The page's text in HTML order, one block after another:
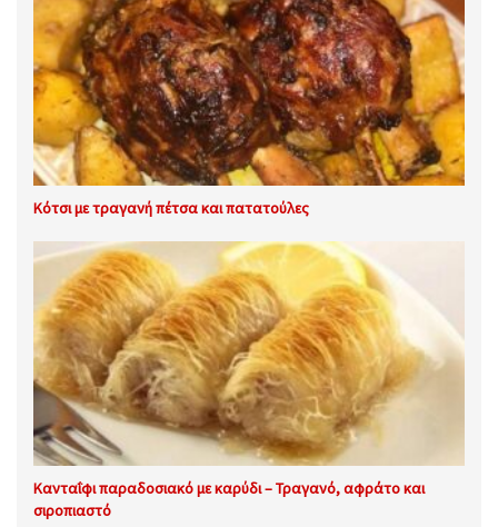
Κότσι με τραγανή πέτσα και πατατούλες
Κανταΐφι παραδοσιακό με καρύδι – Τραγανό, αφράτο και
σιροπιαστό